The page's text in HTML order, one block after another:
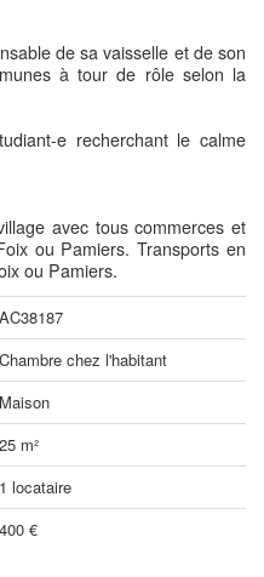
de sa vaisselle et de son
à tour de rôle selon la
e recherchant le calme
avec tous commerces et
ou Pamiers. Transports en
ou Pamiers.
AC38187
Chambre chez l'habitant
Maison
25 m²
1 locataire
400 €